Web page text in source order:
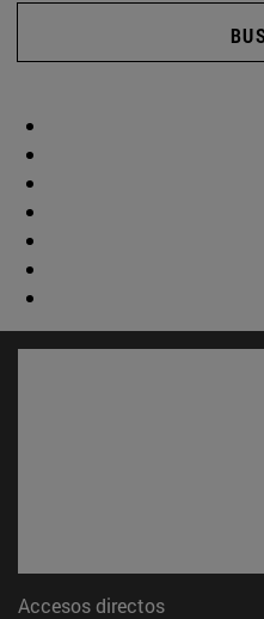
Accesos directos